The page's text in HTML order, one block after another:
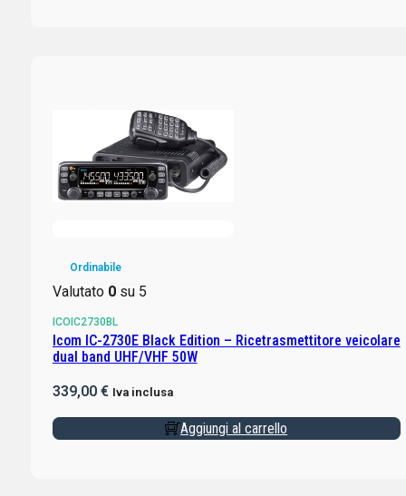
Ordinabile
Valutato 0su 5
ICOIC2730BL
Icom IC-2730E Black Edition – Ricetrasmettitore veicolare
dual band UHF/VHF 50W
339,00 € Iva inclusa
Aggiungi al carrello